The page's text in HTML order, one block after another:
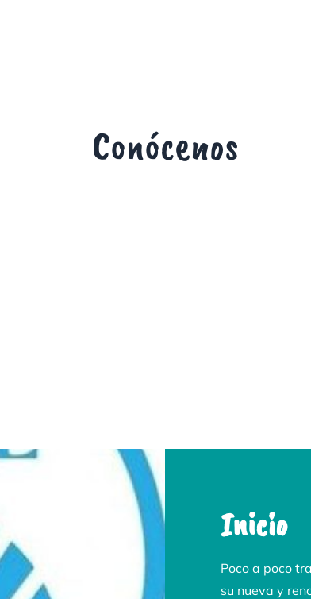
Conócenos
Inicio
Poco a poco
su nueva y